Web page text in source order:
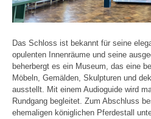
Das Schloss ist bekannt für seine
opulenten Innenräume und seine
beherbergt es ein Museum, das eine
Möbeln, Gemälden, Skulpturen und
ausstellt. Mit einem Audioguide wird
Rundgang begleitet. Zum Abschluss
ehemaligen königlichen Pferdestall